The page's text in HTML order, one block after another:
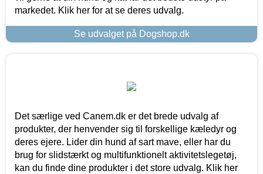
markedet. Klik her for at se deres udvalg.
Se udvalget på Dogshop.dk
Det særlige ved Canem.dk er det brede udvalg af
produkter, der henvender sig til forskellige kæledyr og
deres ejere. Lider din hund af sart mave, eller har du
brug for slidstærkt og multifunktionelt aktivitetslegetøj,
kan du finde dine produkter i det store udvalg. Klik her